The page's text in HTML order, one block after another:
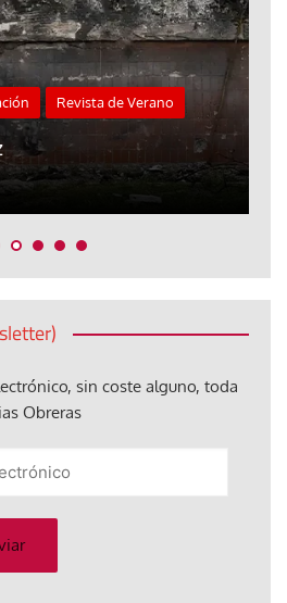
Revista de Verano
sin coste alguno, toda
Obreras